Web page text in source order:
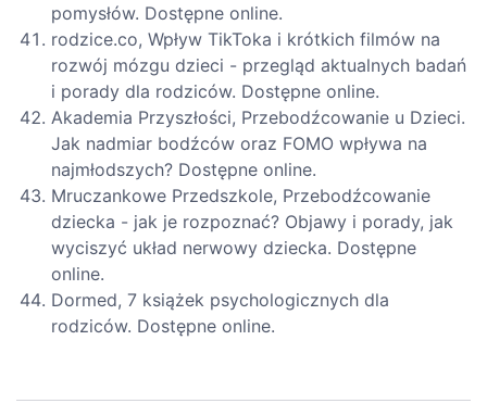
pomysłów. Dostępne online.
rodzice.co, Wpływ TikToka i krótkich filmów na
rozwój mózgu dzieci - przegląd aktualnych badań
i porady dla rodziców. Dostępne online.
Akademia Przyszłości, Przebodźcowanie u Dzieci.
Jak nadmiar bodźców oraz FOMO wpływa na
najmłodszych? Dostępne online.
Mruczankowe Przedszkole, Przebodźcowanie
dziecka - jak je rozpoznać? Objawy i porady, jak
wyciszyć układ nerwowy dziecka. Dostępne
online.
Dormed, 7 książek psychologicznych dla
rodziców. Dostępne online.